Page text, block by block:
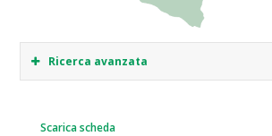
Ricerca avanzata
Scarica scheda